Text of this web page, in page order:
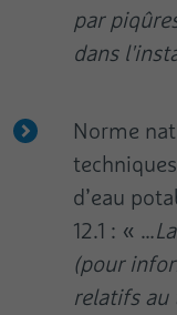
par
dans
Norme
d’eau
12.1 : « …
(pour
relatifs au